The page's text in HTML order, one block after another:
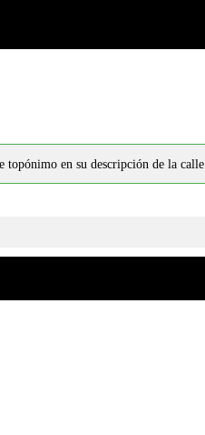
topónimo en su descripción de la calle